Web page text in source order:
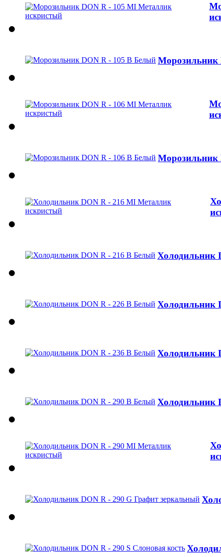
Морозильник
Морозильник
Холодильник
Холодильник
Холодильник
Холодильник